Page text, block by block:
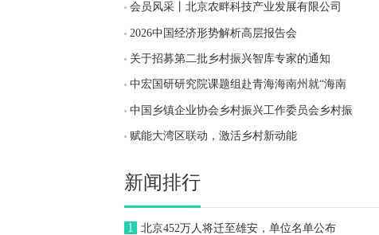
会员风采丨北京农畔科技产业发展有限公司
2026中国经济形势解析高层报告会
关于招募第二批乡村振兴智库专家的通知
中宏国研研究院课题组赴青海海南州就“海南
中国乡镇企业协会乡村振兴工作委员会乡村振
赋能大湾区联动，激活乡村新动能
新闻排行
北京452万人将迁至雄安，单位名单公布